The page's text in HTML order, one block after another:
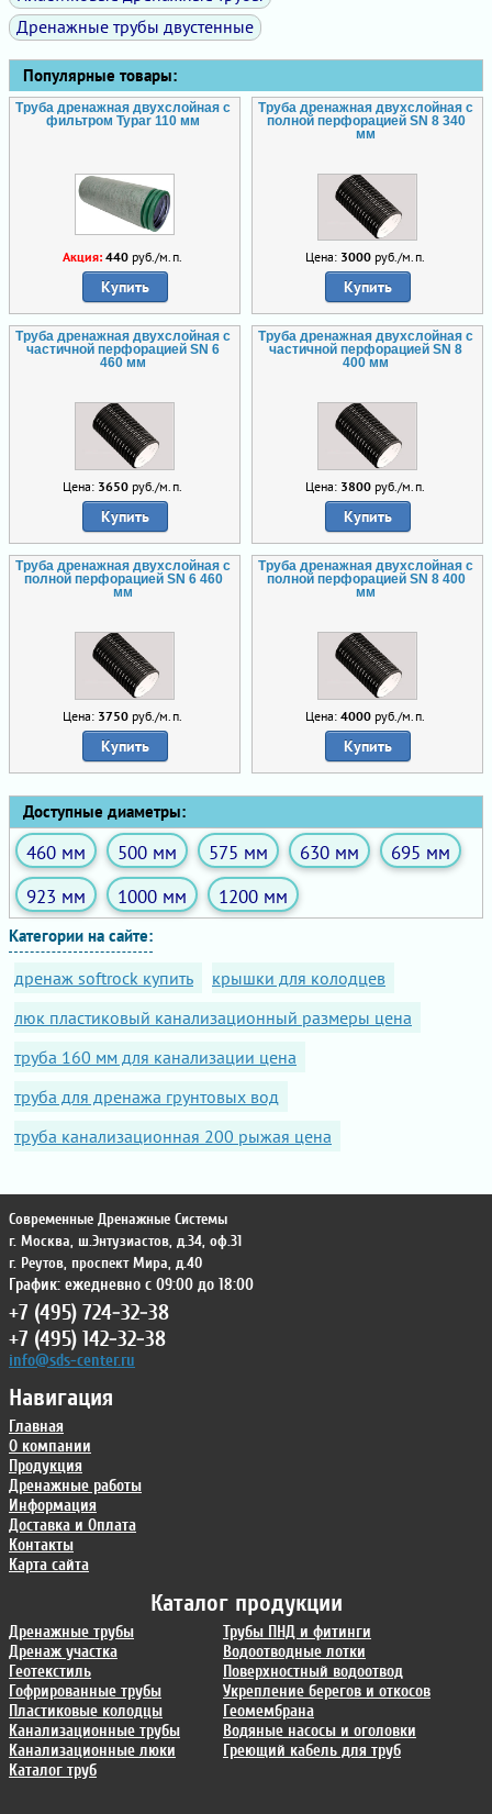
Дренажные трубы двустенные
Популярные товары:
Труба дренажная двухслойная с
фильтром Typar 110 мм
Акция: 440руб./м.п.
Купить
Труба дренажная двухслойная с
полной перфорацией SN 8 340
мм
Цена: 3000руб./м.п.
Купить
Труба дренажная двухслойная с
частичной перфорацией SN 6
460 мм
Цена: 3650руб./м.п.
Купить
Труба дренажная двухслойная с
частичной перфорацией SN 8
400 мм
Цена: 3800руб./м.п.
Купить
Труба дренажная двухслойная с
полной перфорацией SN 6 460
мм
Цена: 3750руб./м.п.
Купить
Труба дренажная двухслойная с
полной перфорацией SN 8 400
мм
Цена: 4000руб./м.п.
Купить
Доступные диаметры:
460 мм 500 мм 575 мм 630 мм
695 мм
923 мм
1000 мм 1200 мм
Категории на сайте:
дренаж softrock купить
крышки для колодцев
люк пластиковый канализационный размеры цена
труба 160 мм для канализации цена
труба для дренажа грунтовых вод
труба канализационная 200 рыжая цена
Каталог продукции
Дренажные трубы
Дренаж участка
Геотекстиль
Гофрированные трубы
Пластиковые колодцы
Канализационные трубы
Канализационные люки
Каталог труб
Трубы ПНД и фитинги
Водоотводные лотки
Поверхностный водоотвод
Укрепление берегов и откосов
Геомембрана
Водяные насосы и оголовки
Греющий кабель для труб
Навигация
Главная
О компании
Продукция
Дренажные работы
Информация
Доставка и Оплата
Контакты
Карта сайта
Современные Дренажные Системы
г. Москва, ш.Энтузиастов, д.34, оф.31
г. Реутов, проспект Мира, д.40
График: ежедневно с 09:00 до 18:00
+7 (495) 724-32-38
+7 (495) 142-32-38
info@sds-center.ru